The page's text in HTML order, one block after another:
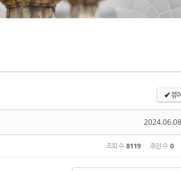
✔뷰
조회 수 8119 추천 수 0